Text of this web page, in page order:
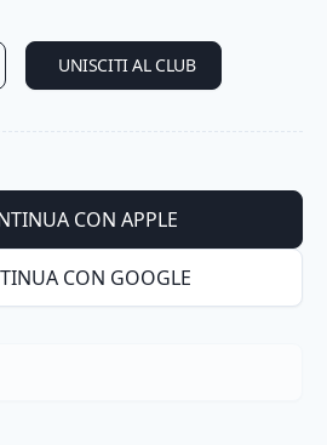
UNISCITI AL CLUB
CON APPLE
CON GOOGLE